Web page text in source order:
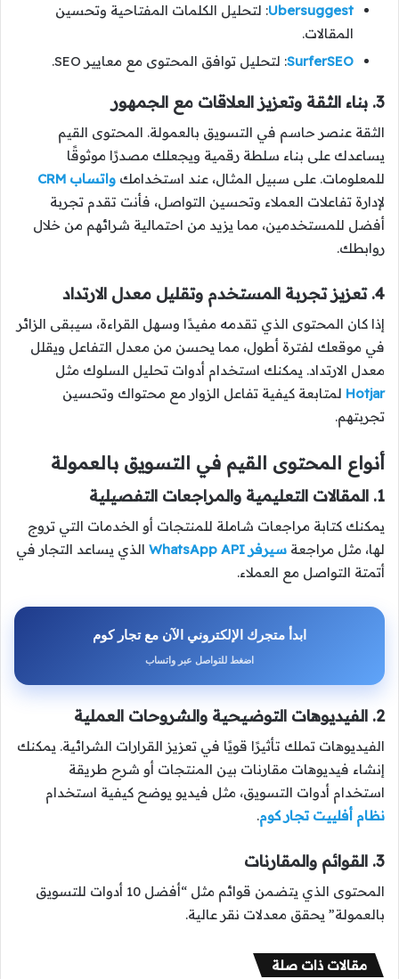
Ubersuggest: لتحليل الكلمات المفتاحية وتحسين
المقالات.
SurferSEO: لتحليل توافق المحتوى مع معايير SEO.
3. بناء الثقة وتعزيز العلاقات مع الجمهور
الثقة عنصر حاسم في التسويق بالعمولة. المحتوى القيم
يساعدك على بناء سلطة رقمية ويجعلك مصدرًا موثوقًا
للمعلومات. على سبيل المثال، عند استخدامك واتساب CRM
لإدارة تفاعلات العملاء وتحسين التواصل، فأنت تقدم تجربة
أفضل للمستخدمين، مما يزيد من احتمالية شرائهم من خلال
روابطك.
4. تعزيز تجربة المستخدم وتقليل معدل الارتداد
إذا كان المحتوى الذي تقدمه مفيدًا وسهل القراءة، سيبقى الزائر
في موقعك لفترة أطول، مما يحسن من معدل التفاعل ويقلل
معدل الارتداد. يمكنك استخدام أدوات تحليل السلوك مثل
Hotjar لمتابعة كيفية تفاعل الزوار مع محتواك وتحسين
تجربتهم.
أنواع المحتوى القيم في التسويق بالعمولة
1. المقالات التعليمية والمراجعات التفصيلية
يمكنك كتابة مراجعات شاملة للمنتجات أو الخدمات التي تروج
لها، مثل مراجعة سيرفر WhatsApp API
الذي يساعد التجار في
أتمتة التواصل مع العملاء.
ابدأ متجرك الإلكتروني الآن مع تجار كوم
اضغط للتواصل عبر واتساب
2. الفيديوهات التوضيحية والشروحات العملية
الفيديوهات تملك تأثيرًا قويًا في تعزيز القرارات الشرائية. يمكنك
إنشاء فيديوهات مقارنات بين المنتجات أو شرح طريقة
استخدام أدوات التسويق، مثل فيديو يوضح كيفية استخدام
نظام أفلييت تجار كوم.
3. القوائم والمقارنات
المحتوى الذي يتضمن قوائم مثل “أفضل 10 أدوات للتسويق
بالعمولة” يحقق معدلات نقر عالية.
مقالات ذات صلة